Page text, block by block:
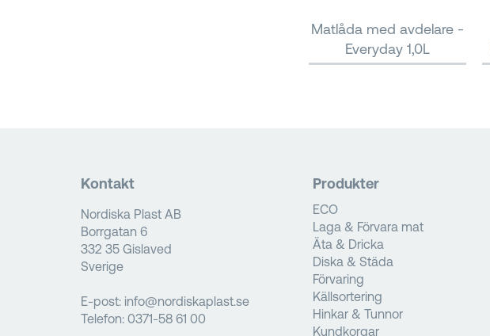
Matlåda med avdelare -
Everyday 1,0L
Kontakt
Nordiska Plast AB
Borrgatan 6
332 35 Gislaved
Sverige
E-post: info@nordiskaplast.se
Telefon: 0371-58 61 00
Produkter
ECO
Laga & Förvara mat
Äta & Dricka
Diska & Städa
Förvaring
Källsortering
Hinkar & Tunnor
Kundkorgar